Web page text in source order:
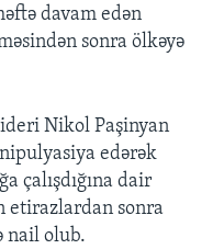
davam edən
sonra ölkəyə
Nikol Paşinyan
edərək
çalışdığına dair
etirazlardan sonra
nail olub.